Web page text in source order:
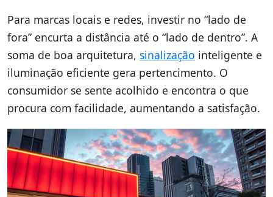
Para marcas locais e redes, investir no “lado de
fora” encurta a distância até o “lado de dentro”. A
soma de boa arquitetura, sinalização inteligente e
iluminação eficiente gera pertencimento. O
consumidor se sente acolhido e encontra o que
procura com facilidade, aumentando a satisfação.